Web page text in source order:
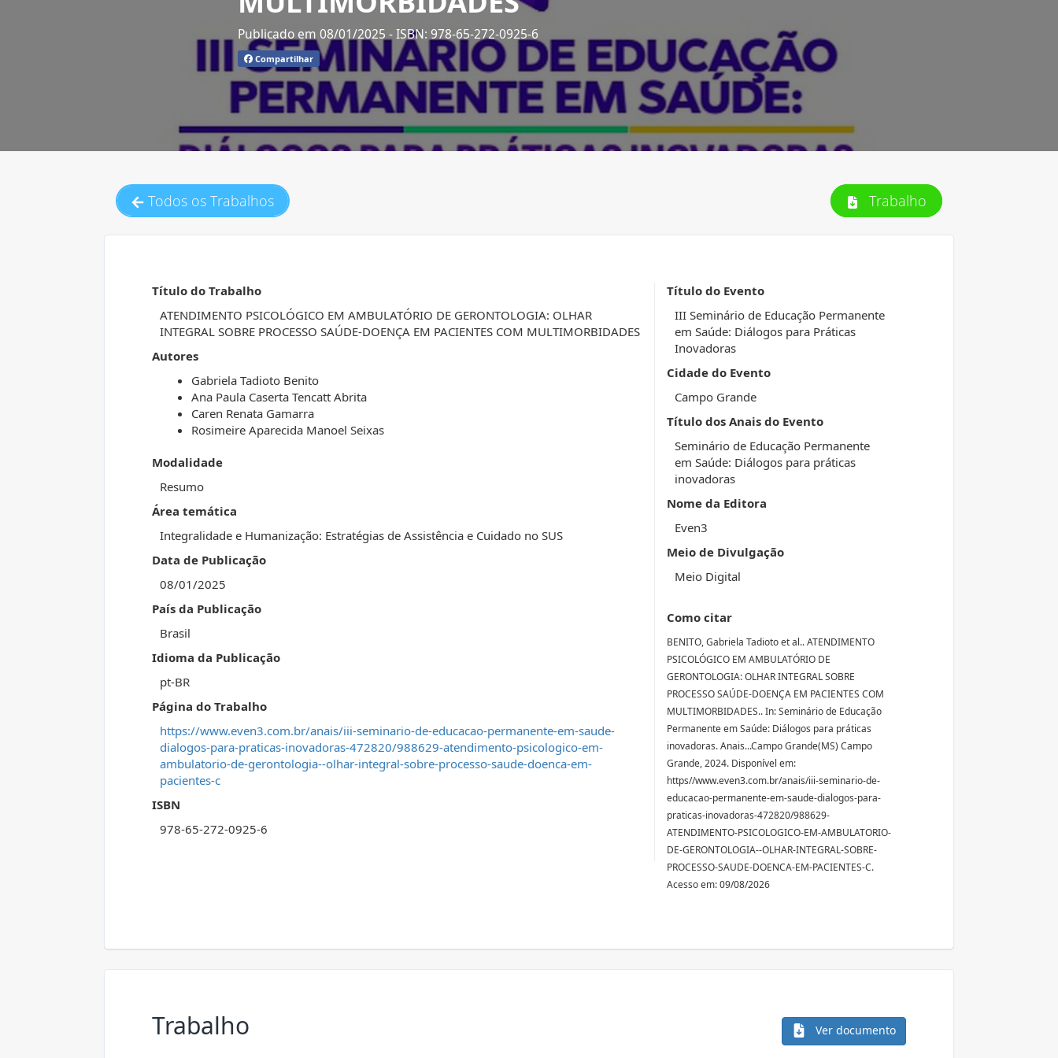
Publicado em 08/01/2025- ISBN: 978-65-272-0925-6
Compartilhar
Todos os Trabalhos Trabalho
Título do Trabalho
ATENDIMENTO PSICOLÓGICO EM AMBULATÓRIO DE GERONTOLOGIA: OLHAR
INTEGRAL SOBRE PROCESSO SAÚDE-DOENÇA EM PACIENTES COM MULTIMORBIDADES
Autores
Gabriela Tadioto Benito
Ana Paula Caserta Tencatt Abrita
Caren Renata Gamarra
Rosimeire Aparecida Manoel Seixas
Modalidade
Resumo
Área temática
Integralidade e Humanização: Estratégias de Assistência e Cuidado no SUS
Data de Publicação
08/01/2025
País da Publicação
Brasil
Idioma da Publicação
pt-BR
Página do Trabalho
https://www.even3.com.br/anais/iii-seminario-de-educacao-permanente-em-saude-
dialogos-para-praticas-inovadoras-472820/988629-atendimento-psicologico-em-
ambulatorio-de-gerontologia--olhar-integral-sobre-processo-saude-doenca-em-
pacientes-c
ISBN
978-65-272-0925-6
Título do Evento
III Seminário de Educação Permanente
em Saúde: Diálogos para Práticas
Inovadoras
Cidade do Evento
Campo Grande
Título dos Anais do Evento
Seminário de Educação Permanente
em Saúde: Diálogos para práticas
inovadoras
Nome da Editora
Even3
Meio de Divulgação
Meio Digital
Como citar
BENITO, Gabriela Tadioto et al.. ATENDIMENTO
PSICOLÓGICO EM AMBULATÓRIO DE
GERONTOLOGIA: OLHAR INTEGRAL SOBRE
PROCESSO SAÚDE-DOENÇA EM PACIENTES COM
MULTIMORBIDADES.. In: Seminário de Educação
Permanente em Saúde: Diálogos para práticas
inovadoras. Anais...Campo Grande(MS) Campo
Grande, 2024. Disponível em:
https//www.even3.com.br/anais/iii-seminario-de-
educacao-permanente-em-saude-dialogos-para-
praticas-inovadoras-472820/988629-
ATENDIMENTO-PSICOLOGICO-EM-AMBULATORIO-
DE-GERONTOLOGIA--OLHAR-INTEGRAL-SOBRE-
PROCESSO-SAUDE-DOENCA-EM-PACIENTES-C.
Acesso em: 09/08/2026
Trabalho Ver documento